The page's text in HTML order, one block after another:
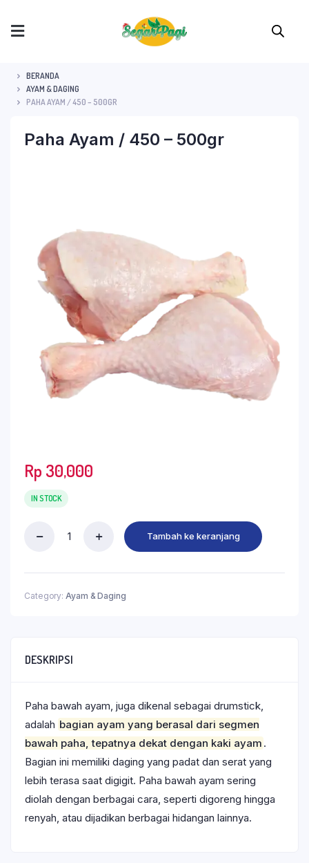
BERANDA
AYAM & DAGING
PAHA AYAM / 450 – 500GR
Paha Ayam / 450 – 500gr
Rp 30,000
IN STOCK
Tambah ke keranjang
Category: Ayam & Daging
DESKRIPSI
Paha bawah ayam, juga dikenal sebagai drumstick,
adalah bagian ayam yang berasal dari segmen
bawah paha, tepatnya dekat dengan kaki ayam .
Bagian ini memiliki daging yang padat dan serat yang
lebih terasa saat digigit. Paha bawah ayam sering
diolah dengan berbagai cara, seperti digoreng hingga
renyah, atau dijadikan berbagai hidangan lainnya.